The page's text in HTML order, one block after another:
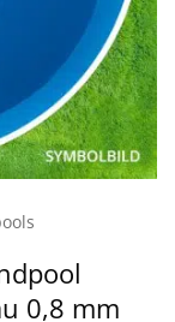
0,8 mm